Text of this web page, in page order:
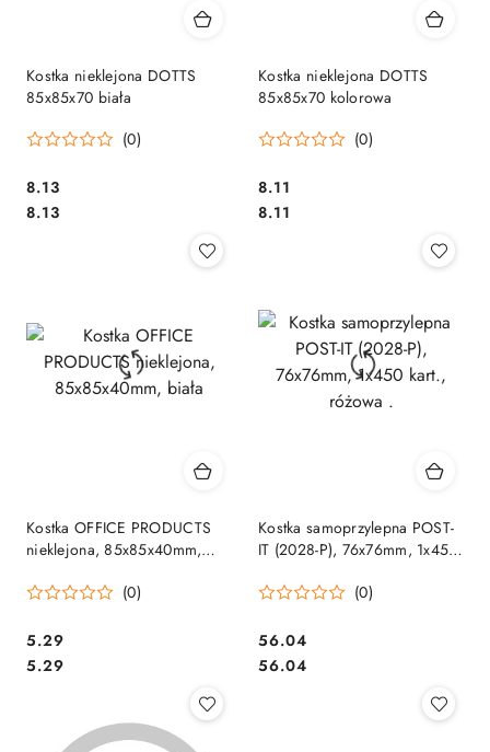
Kostka nieklejona DOTTS
85x85x70 biała
(0)
Cena:
8.13
Cena:
8.13
Kostka nieklejona DOTTS
85x85x70 kolorowa
(0)
Cena:
8.11
Cena:
8.11
Kostka OFFICE PRODUCTS
nieklejona, 85x85x40mm,
(0)
Cena:
5.29
Cena:
5.29
Kostka samoprzylepna POST-
IT (2028-P), 76x76mm, 1x450
(0)
Cena:
56.04
Cena:
56.04